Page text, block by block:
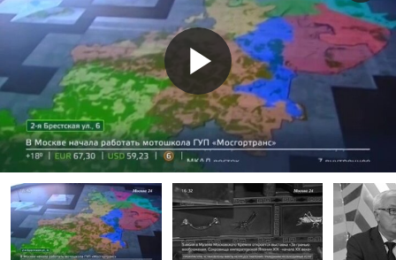
Play
Video